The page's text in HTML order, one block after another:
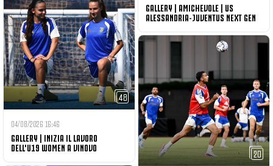
GALLERY | AMICHEVOLE | US
ALESSANDRIA-JUVENTUS NEXT GEN
48
04/08/2026 16:46
GALLERY | INIZIA IL LAVORO
DELL'U19 WOMEN A VINOVO
20